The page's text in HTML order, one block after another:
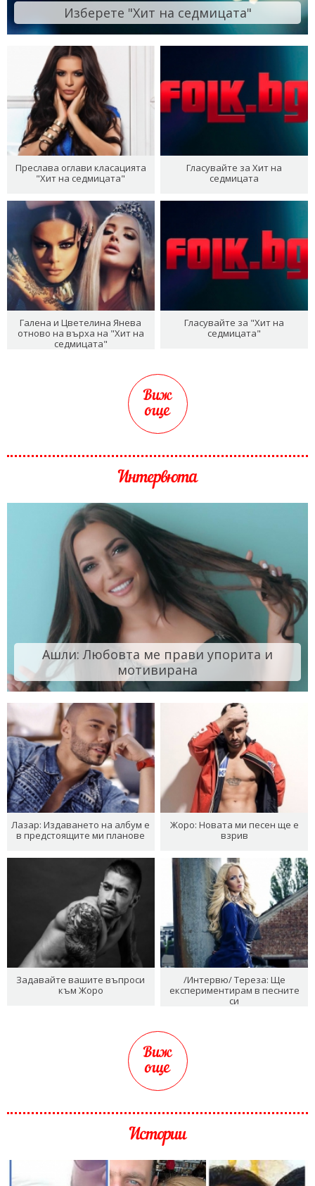
Изберете "Хит на седмицата"
Преслава оглави класацията
"Хит на седмицата"
Гласувайте за Хит на
седмицата
Галена и Цветелина Янева
отново на върха на "Хит на
седмицата"
Гласувайте за "Хит на
седмицата"
Виж
още
Интервюта
Ашли: Любовта ме прави упорита и
мотивирана
Лазар: Издаването на албум е
в предстоящите ми планове
Жоро: Новата ми песен ще е
взрив
Задавайте вашите въпроси
към Жоро
/Интервю/ Тереза: Ще
експериментирам в песните
си
Виж
още
Истории